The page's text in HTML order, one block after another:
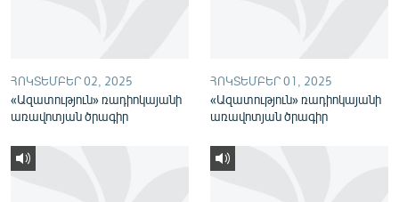
ՀՈԿՏԵՄԲԵՐ 02, 2025
«Ազատություն» ռադիոկայանի
առավոտյան ծրագիր
ՀՈԿՏԵՄԲԵՐ 01, 2025
«Ազատություն» ռադիոկայանի
առավոտյան ծրագիր